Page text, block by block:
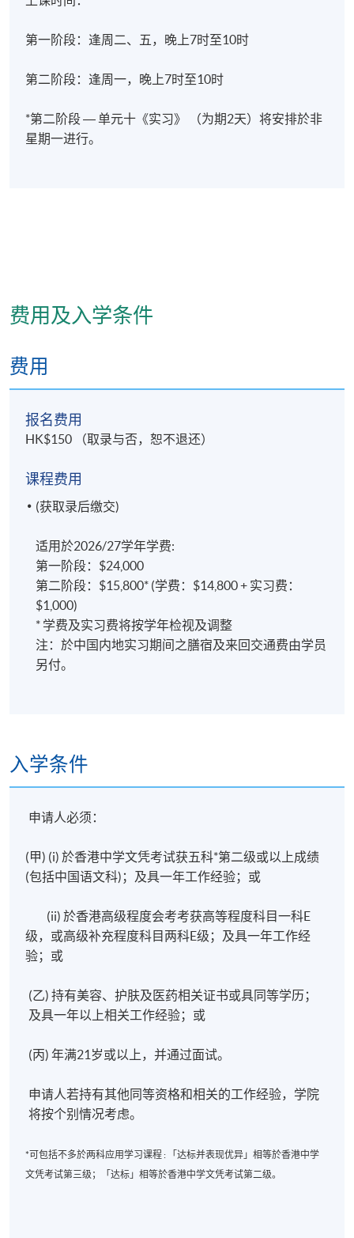
率达80%或以上 (单元十《实习》(中国内地)出席率必
可按香港大学体制，经香港大学专业进修学院获准颁
次，须缴付重考费。
九龙东分校
课。)
第一阶段：逢周二、五，晚上7时至10时
第二阶段：逢周一，晚上7时至10时
*第二阶段 ― 单元十《实习》 （为期2天）将安排於非
星期一进行。
费用及入学条件
费用
报名费用
HK$150 （取录与否，恕不退还）
课程费用
(获取录后缴交)
适用於2026/27学年学费:
第一阶段：$24,000
第二阶段：$15,800* (学费：$14,800 + 实习费：
$1,000)
* 学费及实习费将按学年检视及调整
注：於中国内地实习期间之膳宿及来回交通费由学员
另付。
入学条件
申请人必须：
(甲) (i)於香港中学文凭考试获五科*第二级或以上成绩
(包括中国语文科) ；及具一年工作经验；或
(ii)於香港高级程度会考考获高等程度科目一科E
级，或高级补充程度科目两科E级 ；及具一年工作经
验；或
(乙) 持有美容、护肤及医药相关证书或具同等学历；
及具一年以上相关工作经验；或
(丙) 年满21岁或以上，并通过面试。
申请人若持有其他同等资格和相关的工作经验，学院
将按个别情况考虑。
*可包括不多於两科应用学习课程 : 「达标并表现优异」相等於香港中学
文凭考试第三级；「达标」相等於香港中学文凭考试第二级。